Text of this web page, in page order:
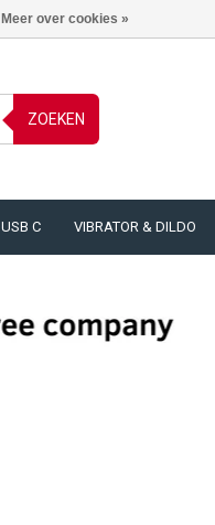
ZOEKEN
USB C VIBRATOR & DILDO
Meer over cookies »